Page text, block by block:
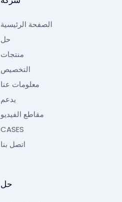
الصفحة الرئيسية
حل
منتجات
التخصيص
معلومات عنا
يدعم
مقاطع الفيديو
CASES
اتصل بنا
حل